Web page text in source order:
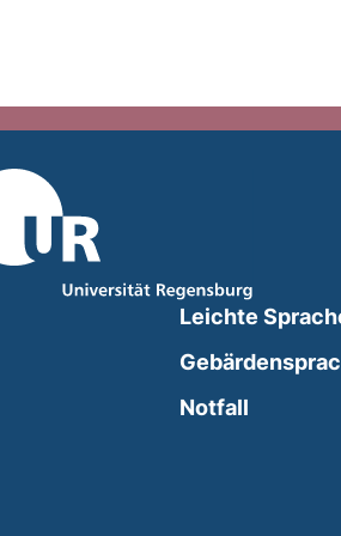
opens in a new window)
Leichte
Notfall